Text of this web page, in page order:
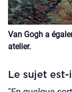
Van Gogh a
atelier.
Le sujet